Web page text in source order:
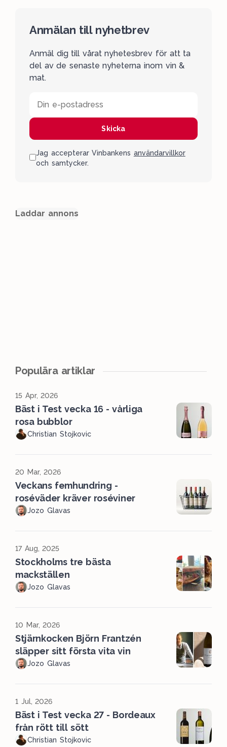
Anmälan till nyhetbrev
Anmäl dig till vårat nyhetesbrev för att ta
del av de senaste nyheterna inom vin &
mat.
Din e-postadress
Skicka
Jag accepterar Vinbankens användarvillkor
och samtycker.
Laddar annons
Populära artiklar
15 Apr, 2026
Bäst i Test vecka 16 - vårliga
rosa bubblor
Christian Stojkovic
20 Mar, 2026
Veckans femhundring -
roséväder kräver roséviner
Jozo Glavas
17 Aug, 2025
Stockholms tre bästa
mackställen
Jozo Glavas
10 Mar, 2026
Stjärnkocken Björn Frantzén
släpper sitt första vita vin
Jozo Glavas
1 Jul, 2026
Bäst i Test vecka 27 - Bordeaux
från rött till sött
Christian Stojkovic